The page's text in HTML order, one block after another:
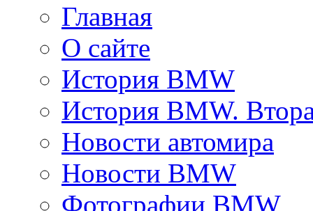
Главная
О сайте
История BMW
История BMW.
Новости автомира
Новости BMW
Фотографии BMW